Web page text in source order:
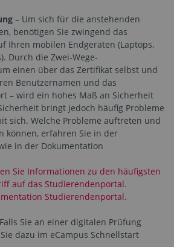
– Um sich für die anstehenden
benötigen Sie zwingend das
Ihren mobilen Endgeräten (Laptops,
Durch die Zwei-Wege-
einen über das Zertifikat selbst und
Benutzernamen und das
– wird ein hohes Maß an Sicherheit
bringt jedoch häufig Probleme
sich. Welche Probleme auftreten und
können, erfahren Sie in der
in der Dokumentation
Sie Informationen zu den häufigsten
auf das Studierendenportal.
Studierendenportal.
Sie an einer digitalen Prüfung
dazu im eCampus Schnellstart